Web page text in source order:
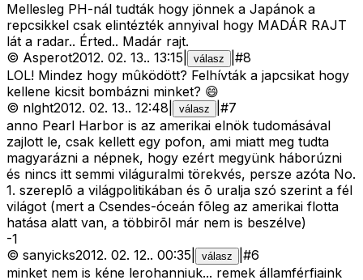
Mellesleg PH-nál tudták hogy jönnek a Japánok a
repcsikkel csak elintézték annyival hogy MADÁR RAJT
lát a radar.. Érted.. Madár rajt.
© Asperot2012. 02. 13.. 13:15 válasz #8
LOL! Mindez hogy mûködött? Felhívták a japcsikat hogy
kellene kicsit bombázni minket? 😄
© nlght2012. 02. 13.. 12:48 válasz #7
anno Pearl Harbor is az amerikai elnök tudomásával
zajlott le, csak kellett egy pofon, ami miatt meg tudta
magyarázni a népnek, hogy ezért megyünk háborúzni
és nincs itt semmi világuralmi törekvés, persze azóta No.
1. szereplõ a világpolitikában és õ uralja szó szerint a fél
világot (mert a Csendes-óceán fõleg az amerikai flotta
hatása alatt van, a többirõl már nem is beszélve)
-1
© sanyicks2012. 02. 12.. 00:35 válasz #6
minket nem is kéne lerohanniuk... remek államférfiaink